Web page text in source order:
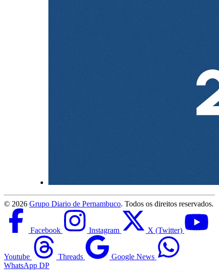
© 2026 Grupo Diario de Pernambuco. Todos os direitos reservados.
Facebook Instagram X (Twitter)
Youtube Threads
Google News
WhatsApp DP